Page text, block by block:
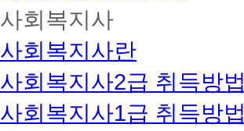
사회복지사
사회복지사란
사회복지사2급 취득방법
사회복지사1급 취득방법